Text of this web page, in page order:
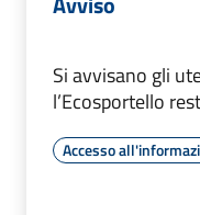
Si avvisano gli
l’Ecosportello
Accesso